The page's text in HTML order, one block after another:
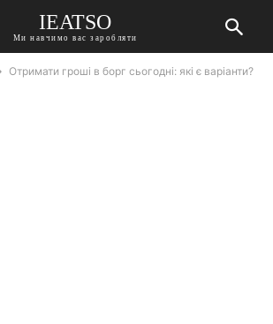
IEATSO
Ми навчимо вас заробляти
Отримати гроші в борг сьогодні: які є варіанти?